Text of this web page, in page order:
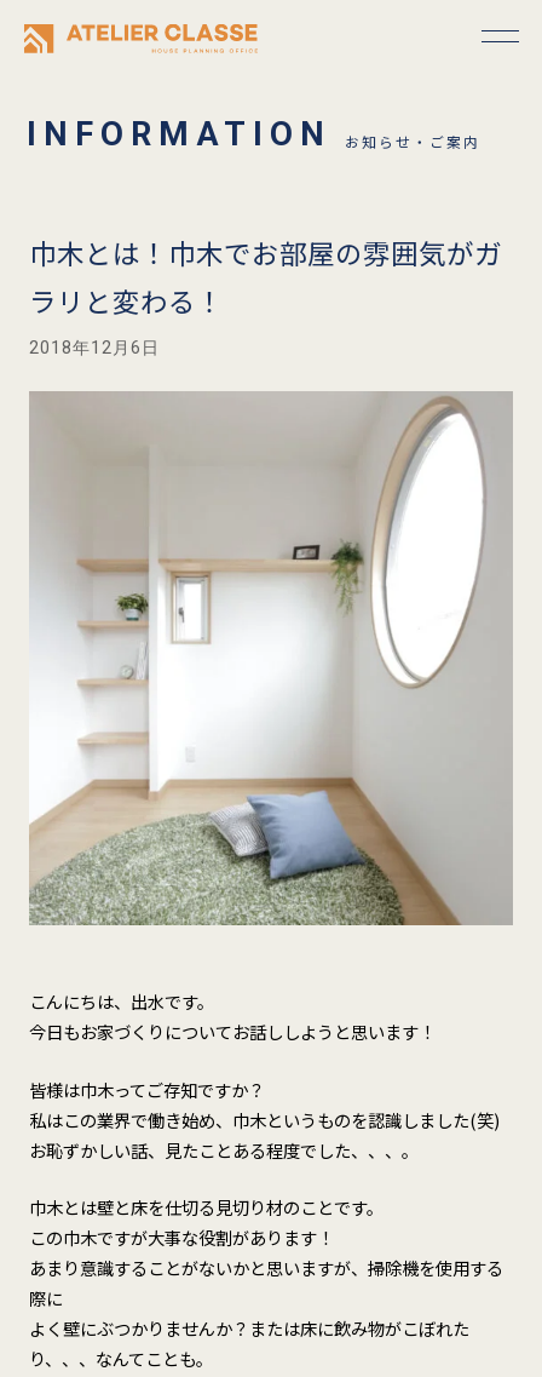
お知らせ・ご案内
巾木とは！巾木でお部屋の雰囲気がガ
ラリと変わる！
2018年12月6日
こんにちは、出水です。
今日もお家づくりについてお話ししようと思います！
皆様は巾木ってご存知ですか？
私はこの業界で働き始め、巾木というものを認識しました(笑)
お恥ずかしい話、見たことある程度でした、、、。
巾木とは壁と床を仕切る見切り材のことです。
この巾木ですが大事な役割があります！
あまり意識することがないかと思いますが、掃除機を使用する
際に
よく壁にぶつかりませんか？または床に飲み物がこぼれた
り、、、なんてことも。